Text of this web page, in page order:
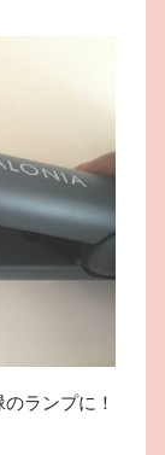
ランプに！